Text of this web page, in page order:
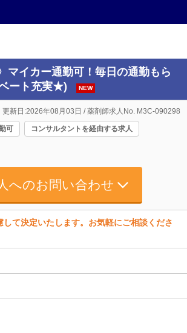
マイカー通勤可！毎日の通勤もら
ート充実★)
NEW
更新日:2026年08月03日 / 薬剤師求人No. M3C-090298
可 コンサルタントを経由する求人
へのお問い合わせ
て決定いたします。お気軽にご相談くださ